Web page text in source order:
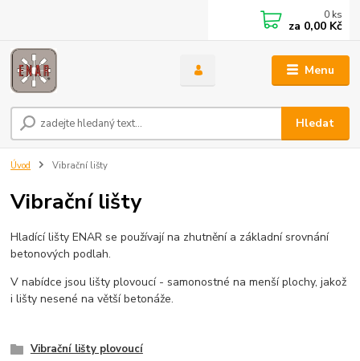
Menu
Hledat
0 ks
za 0,00 Kč
Úvod Vibrační lišty
Vibrační lišty
Hladící lišty ENAR se používají na zhutnění a základní srovnání
betonových podlah.
V nabídce jsou lišty plovoucí - samonostné na menší plochy, jakož
i lišty nesené na větší betonáže.
Vibrační lišty plovoucí